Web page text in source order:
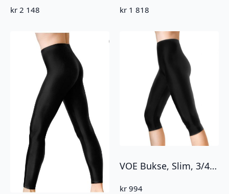
kr 2 148 kr 1 818
VOE Bukse, Slim, 3/4 lengde. (SLIMNG601)
kr 994